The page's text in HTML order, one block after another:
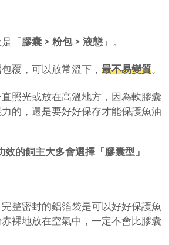
「 膠囊 > 粉包 > 液態 」。
覆，可以放常溫下， 最不易變質。
照光或放在高溫地方，因為軟膠囊
的，還是要好好保存才能保護魚油
效的飼主大多會選擇「 膠囊型 」
整密封的鋁箔袋是可以好好保護魚
裸地放在空氣中，一定不會比膠囊